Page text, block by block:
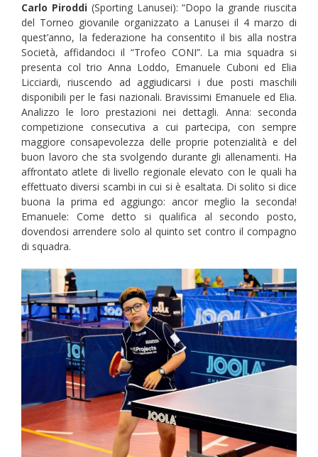
Carlo Piroddi(Sporting Lanusei): “Dopo la grande riuscita
del Torneo giovanile organizzato a Lanusei il 4 marzo di
quest’anno, la federazione ha consentito il bis alla nostra
Società, affidandoci il “Trofeo CONI”. La mia squadra si
presenta col trio Anna Loddo, Emanuele Cuboni ed Elia
Licciardi, riuscendo ad aggiudicarsi i due posti maschili
disponibili per le fasi nazionali. Bravissimi Emanuele ed Elia.
Analizzo le loro prestazioni nei dettagli. Anna: seconda
competizione consecutiva a cui partecipa, con sempre
maggiore consapevolezza delle proprie potenzialità e del
buon lavoro che sta svolgendo durante gli allenamenti. Ha
affrontato atlete di livello regionale elevato con le quali ha
effettuato diversi scambi in cui si è esaltata. Di solito si dice
buona la prima ed aggiungo: ancor meglio la seconda!
Emanuele: Come detto si qualifica al secondo posto,
dovendosi arrendere solo al quinto set contro il compagno
di squadra.